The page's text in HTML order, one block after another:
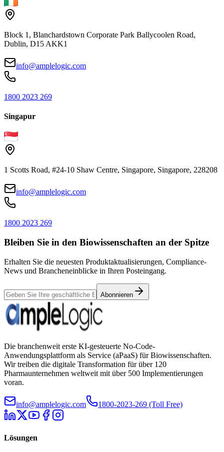
Block 1, Blanchardstown Corporate Park Ballycoolen Road,
Dublin, D15 AKK1
info@amplelogic.com
1800 2023 269
Singapur
1 Scotts Road, #24-10 Shaw Centre, Singapore, Singapore, 228208
info@amplelogic.com
1800 2023 269
Bleiben Sie in den Biowissenschaften an der Spitze
Erhalten Sie die neuesten Produktaktualisierungen, Compliance-
News und Brancheneinblicke in Ihren Posteingang.
Abonnieren
Die branchenweit erste KI-gesteuerte No-Code-
Anwendungsplattform als Service (aPaaS) für Biowissenschaften.
Wir treiben die digitale Transformation für über 120
Pharmaunternehmen weltweit mit über 500 Implementierungen
voran.
info@amplelogic.com 1800-2023-269 (Toll Free)
Lösungen